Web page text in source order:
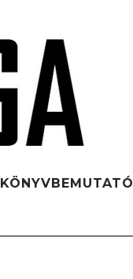
KÖNYVBEMUTATÓ